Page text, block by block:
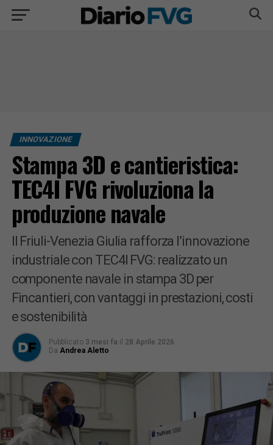
INNOVAZIONE
Stampa 3D e cantieristica:
TEC4I FVG rivoluziona la
produzione navale
Il Friuli-Venezia Giulia rafforza l’innovazione
industriale con TEC4I FVG: realizzato un
componente navale in stampa 3D per
Fincantieri, con vantaggi in prestazioni, costi
e sostenibilità
Pubblicato 3 mesi fa il 28 Aprile 2026
Da Andrea Aletto